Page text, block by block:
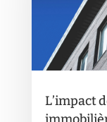
L’impact